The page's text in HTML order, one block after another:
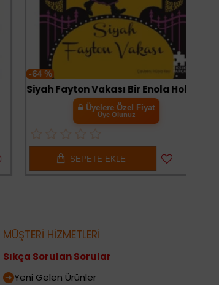
-64 %
Siyah Fayton Vakası Bir Enola Holmes Gizemi
Üyelere Özel Fiyat
Üye Olunuz
SEPETE EKLE
MÜŞTERİ HİZMETLERİ
Sıkça Sorulan Sorular
Yeni Gelen Ürünler